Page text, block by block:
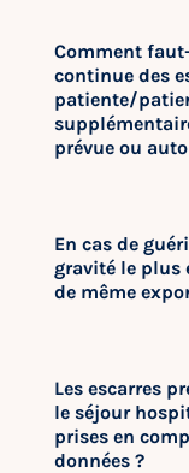
Comment
continue des
patiente/
prévue ou
En cas de
gravité le plus
de même
Les escarres
le séjour
prises en
données ?